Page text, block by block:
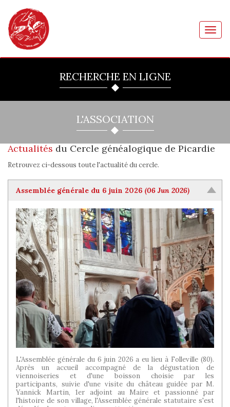
RECHERCHE EN LIGNE
L'ASSOCIATION
Actualités du Cercle généalogique de Picardie
Retrouvez ci-dessous toute l'actualité du cercle.
Assemblée générale du 6 juin 2026 (06 Jun 2026)
L'Assemblée générale du 6 juin 2026 a eu lieu à Folleville (80).
Après un accueil accompagné de la dégustation de
viennoiseries et d'une boisson choisie par les
participants, suivie d'une visite du château guidée par M.
Yannick Martin, 1er adjoint au Maire et passionné par
l'histoire de son village, l'Assemblée générale statutaire s'est